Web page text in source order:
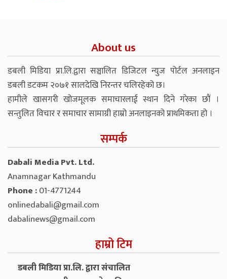
About us
डबली मिडिया प्रा.लि.द्वारा सञ्चालित डिजिटल न्युज पोर्टल अनलाइन
डबली डटकम २०७१ सालदेखि निरन्तर चलिरहेको छ।
हामीले खासगरी खोजमूलक समाचारलाई स्थान दिने गरेका छौं ।
सन्तुलित विचार र समाचार सामाग्री हाम्रो अनलाइनको प्राथमिकता हो ।
सम्पर्क
Dabali Media Pvt. Ltd.
Anamnagar Kathmandu
Phone :01-4771244
onlinedabali@gmail.com
dabalinews@gmail.com
हाम्रो टिम
डबली मिडिया प्रा.लि. द्वारा संचालित